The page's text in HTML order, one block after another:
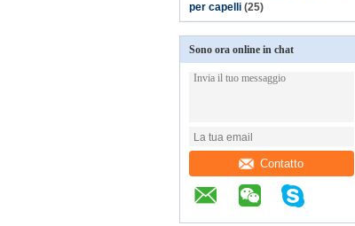
per capelli (25)
Sono ora online in chat
Contatto